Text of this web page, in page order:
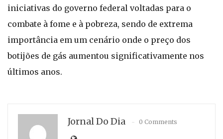
iniciativas do governo federal voltadas para o
combate à fome e à pobreza, sendo de extrema
importância em um cenário onde o preço dos
botijões de gás aumentou significativamente nos
últimos anos.
Jornal Do Dia 0 Comments